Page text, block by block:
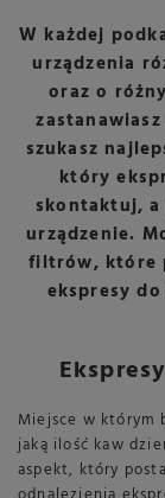
W każdej
urządzenia
oraz o
szukasz
który
skontaktuj, a
urządzenie.
filtrów, które
ekspresy
Miejsce w którym
jaką ilość kaw
aspekt, który